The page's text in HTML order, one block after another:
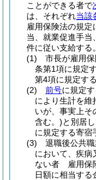
ことができる者で
は、それぞれ当該
雇用保険法の規
当、就業促進手当
件に従い支給する。
(1)
市長が雇用
条第1項に規定
第4項に規定す
(2)
前号に規定
により生計を維
いが、事実上そ
含む。)と別居
に規定する寄宿
(3)
退職後公共
において、疾病
ない者 雇用保
日額に相当する